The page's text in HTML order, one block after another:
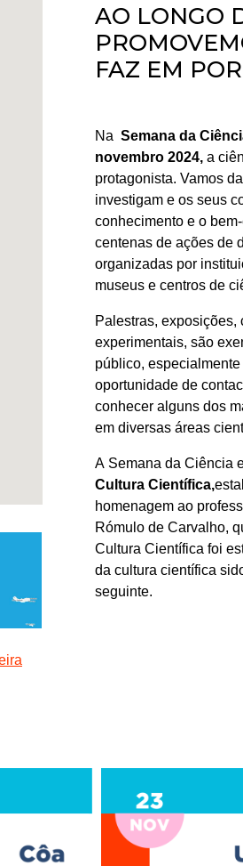
AO LONGO
FAZ EM
Na Semana da
novembro 2024, a
protagonista. Vamos
investigam e os seus
conhecimento e o
centenas de ações de
organizadas por
museus e centros de
Palestras,
experimentais, são
público,
oportunidade de
conhecer alguns dos
em diversas áreas
A Semana da Ciência
Cultura Científica,
homenagem ao
Rómulo de Carvalho,
Cultura Científica foi
da cultura científica
seguinte.